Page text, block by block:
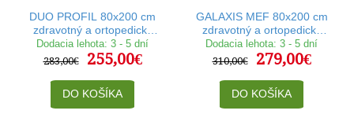
DUO PROFIL 80x200 cm
zdravotný a ortopedický
matrac
Dodacia lehota: 3 - 5 dní
283,00€
255,00€
DO KOŠÍKA
GALAXIS MEF 80x200 cm
zdravotný a ortopedický
matrac
Dodacia lehota: 3 - 5 dní
310,00€
279,00€
DO KOŠÍKA